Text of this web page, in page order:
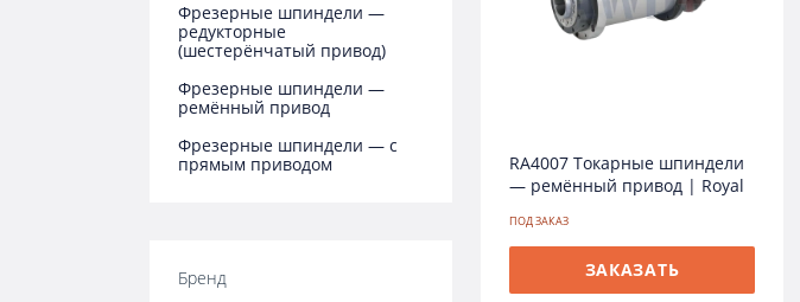
Фрезерные шпиндели —
редукторные
(шестерёнчатый привод)
Фрезерные шпиндели —
ремённый привод
Фрезерные шпиндели — с
прямым приводом
Бренд
RA4007 Токарные шпиндели
— ремённый привод | Royal
ПОД ЗАКАЗ
ЗАКАЗАТЬ